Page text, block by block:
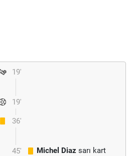
19'
19'
36'
45' Michel Diaz sarı kart